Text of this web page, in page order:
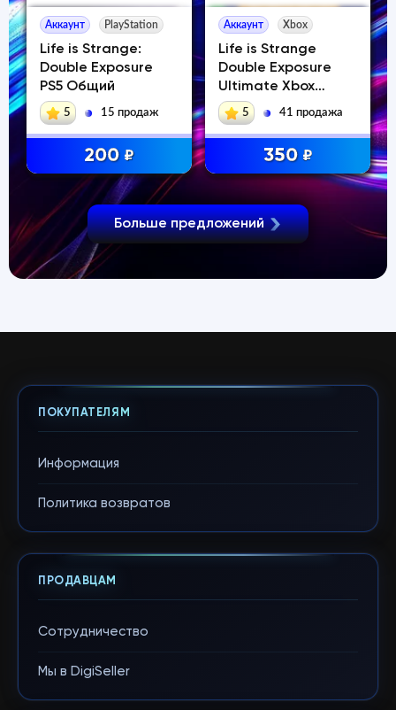
Аккаунт PlayStation
Life is Strange:
Double Exposure
PS5 Общий
5 15 продаж
200 ₽
Аккаунт Xbox
Life is Strange
Double Exposure
Ultimate Xbox
Series XS
5 41 продажа
350 ₽
Больше предложений
ПОКУПАТЕЛЯМ
Информация
Политика возвратов
ПРОДАВЦАМ
Сотрудничество
Мы в DigiSeller